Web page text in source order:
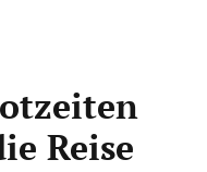
Reise